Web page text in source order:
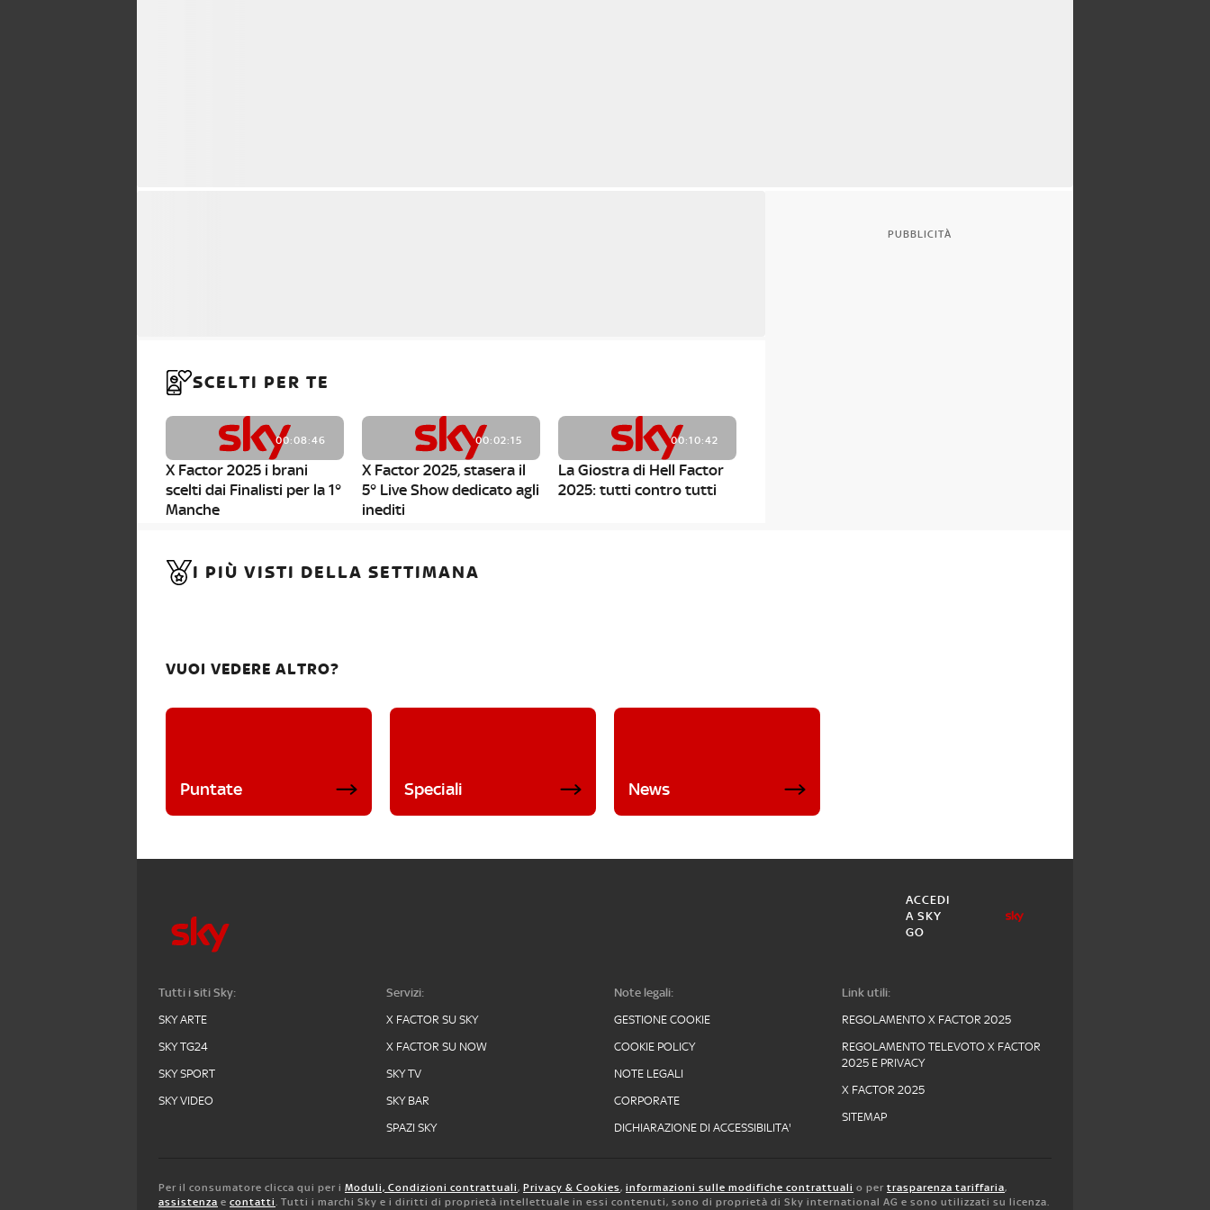
SCELTI PER TE
00:08:46
X Factor 2025 i brani
scelti dai Finalisti per la 1°
Manche
00:02:15
X Factor 2025, stasera il
5° Live Show dedicato agli
inediti
00:10:42
La Giostra di Hell Factor
2025: tutti contro tutti
PUBBLICITÀ
I PIÙ VISTI DELLA SETTIMANA
VUOI VEDERE ALTRO?
Puntate Speciali News
ACCEDI
A SKY
GO
Tutti i siti Sky:
SKY ARTE
SKY TG24
SKY SPORT
SKY VIDEO
Servizi:
X FACTOR SU SKY
X FACTOR SU NOW
SKY TV
SKY BAR
SPAZI SKY
Note legali:
GESTIONE COOKIE
COOKIE POLICY
NOTE LEGALI
CORPORATE
DICHIARAZIONE DI ACCESSIBILITA'
Link utili:
REGOLAMENTO X FACTOR 2025
REGOLAMENTO TELEVOTO X FACTOR
2025 E PRIVACY
X FACTOR 2025
SITEMAP
Per il consumatore clicca qui per i Moduli, Condizioni contrattuali, Privacy & Cookies, informazioni sulle modifiche contrattuali o per trasparenza tariffaria,
assistenza e contatti. Tutti i marchi Sky e i diritti di proprietà intellettuale in essi contenuti, sono di proprietà di Sky international AG e sono utilizzati su licenza.